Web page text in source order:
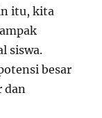
itu, kita
siswa.
besar
dan